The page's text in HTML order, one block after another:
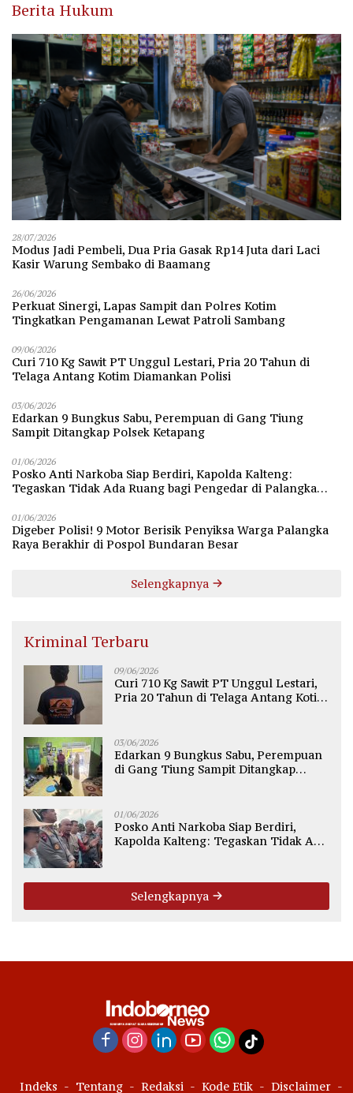
Berita Hukum
28/07/2026
Modus Jadi Pembeli, Dua Pria Gasak Rp14 Juta dari Laci
Kasir Warung Sembako di Baamang
26/06/2026
Perkuat Sinergi, Lapas Sampit dan Polres Kotim
Tingkatkan Pengamanan Lewat Patroli Sambang
09/06/2026
Curi 710 Kg Sawit PT Unggul Lestari, Pria 20 Tahun di
Telaga Antang Kotim Diamankan Polisi
03/06/2026
Edarkan 9 Bungkus Sabu, Perempuan di Gang Tiung
Sampit Ditangkap Polsek Ketapang
01/06/2026
Posko Anti Narkoba Siap Berdiri, Kapolda Kalteng:
Tegaskan Tidak Ada Ruang bagi Pengedar di Palangka
01/06/2026
Digeber Polisi! 9 Motor Berisik Penyiksa Warga Palangka
Raya Berakhir di Pospol Bundaran Besar
Selengkapnya
Kriminal Terbaru
09/06/2026
Curi 710 Kg Sawit PT Unggul Lestari,
Pria 20 Tahun di Telaga Antang Kotim
03/06/2026
Edarkan 9 Bungkus Sabu, Perempuan
di Gang Tiung Sampit Ditangkap
01/06/2026
Posko Anti Narkoba Siap Berdiri,
Kapolda Kalteng: Tegaskan Tidak Ada
Selengkapnya
Indeks Tentang Redaksi Kode Etik Disclaimer